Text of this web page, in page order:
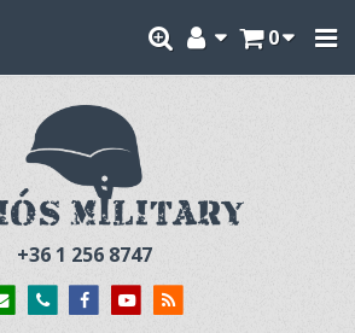
0
+36 1 256 8747